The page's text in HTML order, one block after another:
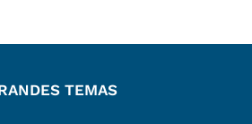
TEMAS